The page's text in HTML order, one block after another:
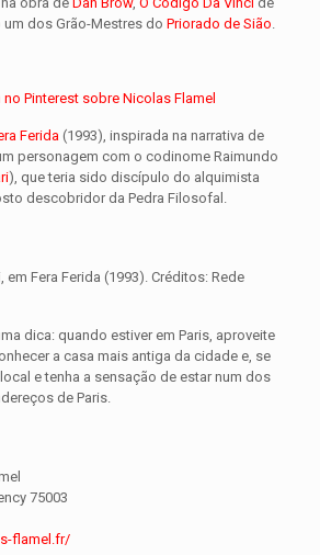
um dos Grão-Mestres do Priorado de Sião.
Pinterest sobre Nicolas Flamel
Ferida(1993), inspirada na narrativa de
personagem com o codinome Raimundo
), que teria sido discípulo do alquimista
descobridor da Pedra Filosofal.
em Fera Ferida (1993). Créditos: Rede
dica: quando estiver em Paris, aproveite
a casa mais antiga da cidade e, se
e tenha a sensação de estar num dos
de Paris.
75003
flamel.fr/